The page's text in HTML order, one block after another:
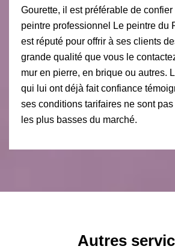
Gourette, il est préférable de
peintre professionnel Le peintre du
est réputé pour offrir à ses clients
grande qualité que vous le
mur en pierre, en brique ou autres.
qui lui ont déjà fait confiance
ses conditions tarifaires ne sont
les plus basses du marché.
Autres